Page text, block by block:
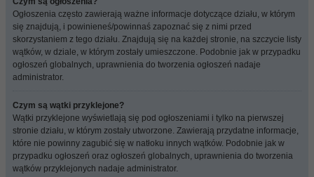
Ogłoszenia często zawierają ważne informacje dotyczące działu, w którym
się znajdują, i powinieneś/powinnaś zapoznać się z nimi przed
skorzystaniem z tego działu. Znajdują się na każdej stronie, na szczycie listy
wątków, w dziale, w którym zostały umieszczone. Podobnie jak w przypadku
ogłoszeń globalnych, uprawnienia do tworzenia ogłoszeń nadaje
administrator.
Czym są wątki przyklejone?
Wątki przyklejone wyświetlają się pod ogłoszeniami i tylko na pierwszej
stronie działu, w którym zostały utworzone. Zawierają przydatne informacje,
które nie powinny zagubić się w natłoku innych wątków. Podobnie jak w
przypadku ogłoszeń oraz ogłoszeń globalnych, uprawnienia do tworzenia
wątków przyklejonych nadaje administrator.